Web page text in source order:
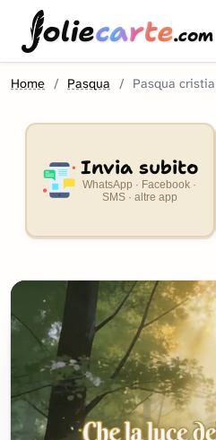
oliecarte.com
Home Pasqua Pasqua
Invia subito
WhatsApp · Facebook ·
SMS · altre app